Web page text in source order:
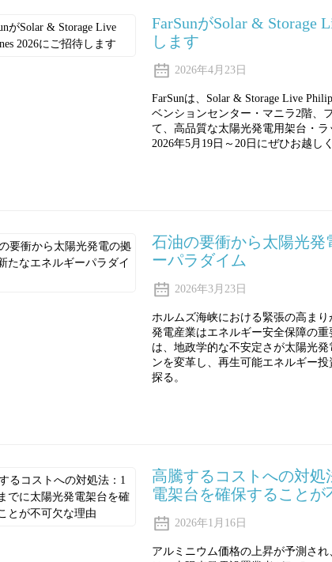
FarSunがSolar & Storage
します
2026年4月23日
FarSunは、Solar & Storage Live
ベンションセンター・マニラ2階、
て、高品質な太陽光発電用架台・ラ
2026年5月19日～20日にぜひお越し
石油の要衝から太陽光発
ーパラダイム
2026年3月23日
ホルムズ海峡における緊張の高ま
発電産業はエネルギー安全保障の
は、地政学的な不安定さが太陽光
ンを変革し、再生可能エネルギー
探る。
高騰するコストへの対処
電架台を確保することが
2026年1月16日
アルミニウム価格の上昇が予測さ